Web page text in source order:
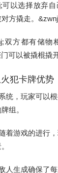
可以选择放弃
方撬走。
双方都有储物
可以被撬棍撬开
犯卡牌优势
统，玩家可以
组。
着游戏的进行
人生成确保了